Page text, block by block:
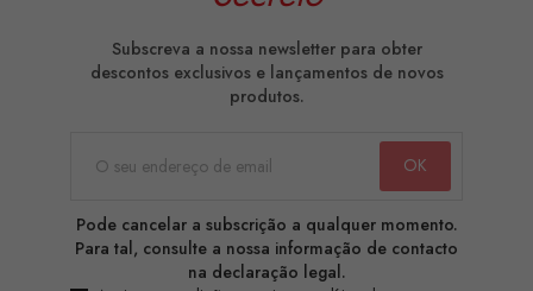
Subscreva a nossa newsletter para obter
descontos exclusivos e lançamentos de novos
produtos.
Pode cancelar a subscrição a qualquer momento.
Para tal, consulte a nossa informação de contacto
na declaração legal.